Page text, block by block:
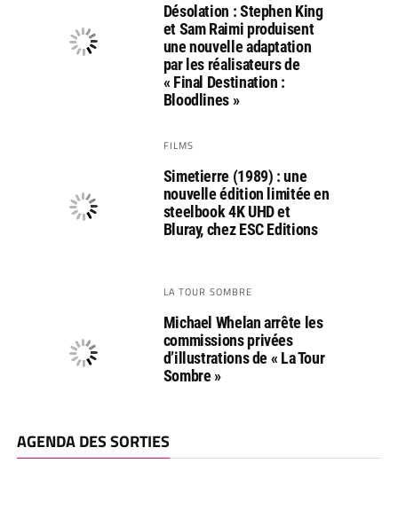
Désolation : Stephen King
et Sam Raimi produisent
une nouvelle adaptation
par les réalisateurs de
« Final Destination :
Bloodlines »
FILMS
Simetierre (1989) : une
nouvelle édition limitée en
steelbook 4K UHD et
Bluray, chez ESC Editions
LA TOUR SOMBRE
Michael Whelan arrête les
commissions privées
d’illustrations de « La Tour
Sombre »
AGENDA DES SORTIES